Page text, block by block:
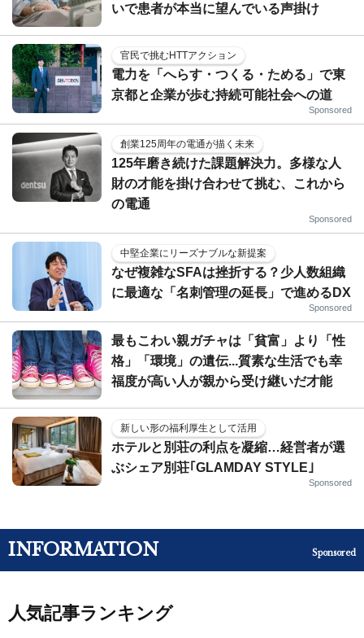
いで患者が本当に望んでいる声掛け
官民で挑むHTTアクション
電力を「へらす・つくる・ためる」で東
京都と企業が歩む持続可能社会への道
Sponsored
創業125周年の電通が描く未来
125年磨き続けた課題解決力。多様な人
財の才能を掛け合わせて挑む、これから
の電通
Sponsored
中堅企業にリーズナブルな新提案
なぜ複雑なSFAは挫折する？少人数組織
に最適な「名刺管理の延長」で進めるDX
Sponsored
最もこわい親ガチャは「貧富」より「性
格」「環境」の遺伝...質素な生活でも幸
福度が高い人が親から受け継いだ才能
新しい形の福利厚生として活用
ホテルと別荘の利点を凝縮…経営者が選
ぶシェア別荘｢GLAMDAY STYLE｣
Sponsored
INFORMATION Sponsored
人気記事ランキング